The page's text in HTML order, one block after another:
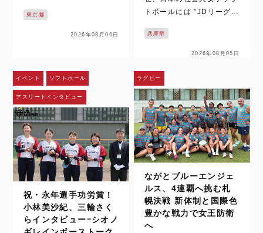
知県で開催されるアジア競
技大会へ向け、女子日本代
（ドイツ・ベルリン）が同
時期にあるた…
東京都
2026年08月06日
トボールには ”JDリーグと
ーグ（以下、日本リー
グ）” の2つ実業団リーグ
グで2026年度に在籍する
選手のうち、JDリーグ及
び日本リーグでの在籍年数
が高校卒…
兵庫県
2026年08月05日
イベント ソフトボール
アスリートインタビュー
祝・永年選手功労賞！
小林美沙紀、三輪さく
らインタビューｰシオノ
ラグビー
ながとブルーエンジェ
ルス、4連覇へ挑む札
幌決戦 新体制と国際色
豊かな戦力で女王防衛
へ